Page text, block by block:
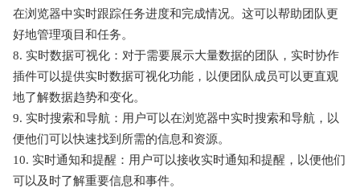
在浏览器中实时跟踪任务进度和完成情况。这可以帮助团队更
好地管理项目和任务。
8. 实时数据可视化：对于需要展示大量数据的团队，实时协作
插件可以提供实时数据可视化功能，以便团队成员可以更直观
地了解数据趋势和变化。
9. 实时搜索和导航：用户可以在浏览器中实时搜索和导航，以
便他们可以快速找到所需的信息和资源。
10. 实时通知和提醒：用户可以接收实时通知和提醒，以便他们
可以及时了解重要信息和事件。